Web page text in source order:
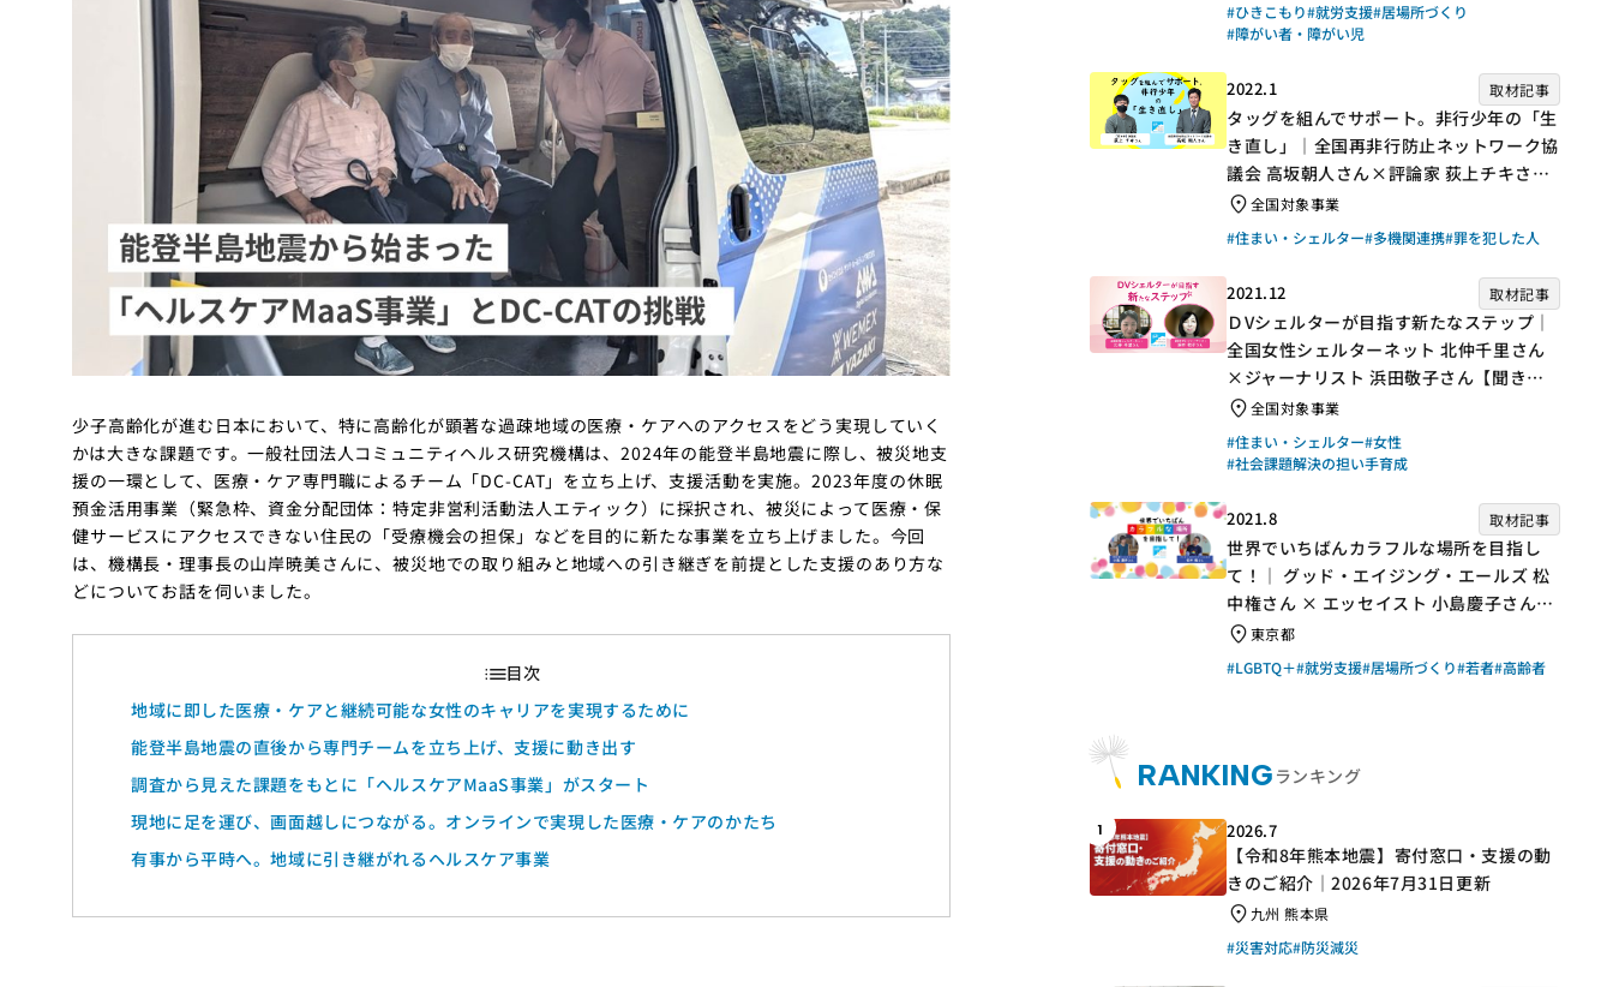
少子高齢化が進む日本において、特に高齢化が顕著な過疎地域の医療・ケアへのアクセスをどう実現していく
かは大きな課題です。一般社団法人コミュニティヘルス研究機構は、2024年の能登半島地震に際し、被災地支
援の一環として、医療・ケア専門職によるチーム「DC-CAT」を立ち上げ、支援活動を実施。2023年度の休眠
預金活用事業（緊急枠、資金分配団体：特定非営利活動法人エティック）に採択され、被災によって医療・保
健サービスにアクセスできない住民の「受療機会の担保」などを目的に新たな事業を立ち上げました。今回
は、機構長・理事長の山岸暁美さんに、被災地での取り組みと地域への引き継ぎを前提とした支援のあり方な
どについてお話を伺いました。
地域に即した医療・ケアと継続可能な女性のキャリアを実現するために
能登半島地震の直後から専門チームを立ち上げ、支援に動き出す
調査から見えた課題をもとに「ヘルスケアMaaS事業」がスタート
現地に足を運び、画面越しにつながる。オンラインで実現した医療・ケアのかたち
有事から平時へ。地域に引き継がれるヘルスケア事業
#ひきこもり#就労支援#居場所づくり
#障がい者・障がい児
2022.1 取材記事
タッグを組んでサポート。非行少年の「生
き直し」｜全国再非行防止ネットワーク協
議会 高坂朝人さん×評論家 荻上チキさん
【聞き手】
全国対象事業
#住まい・シェルター#多機関連携#罪を犯した人
2021.12 取材記事
ＤVシェルターが目指す新たなステップ｜
全国女性シェルターネット 北仲千里さん
×ジャーナリスト 浜田敬子さん【聞き
手】全国対象事業
#住まい・シェルター#女性
#社会課題解決の担い手育成
2021.8 取材記事
世界でいちばんカラフルな場所を目指し
て！｜ グッド・エイジング・エールズ 松
中権さん × エッセイスト 小島慶子さん
【聞き手】
東京都
#LGBTQ＋#就労支援#居場所づくり#若者#高齢者
RANKING ランキング
1 2026.7
【令和8年熊本地震】寄付窓口・支援の動
きのご紹介｜2026年7月31日更新
九州 熊本県
#災害対応#防災減災